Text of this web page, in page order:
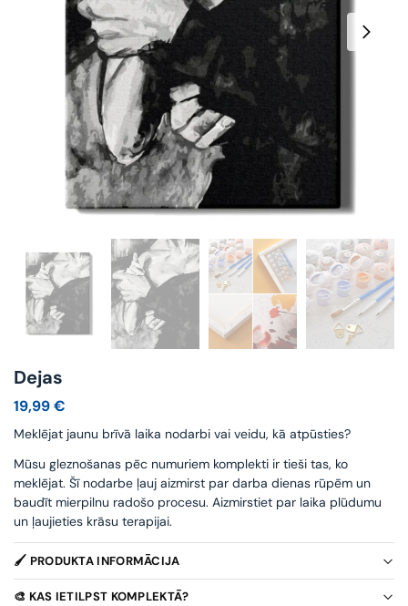
Dejas
19,99€
Meklējat jaunu brīvā laika nodarbi vai veidu, kā atpūsties?
Mūsu gleznošanas pēc numuriem komplekti ir tieši tas, ko
meklējat. Šī nodarbe ļauj aizmirst par darba dienas rūpēm un
baudīt mierpilnu radošo procesu. Aizmirstiet par laika plūdumu
un ļaujieties krāsu terapijai.
🖌️ PRODUKTA INFORMĀCIJA
🎨 KAS IETILPST KOMPLEKTĀ?